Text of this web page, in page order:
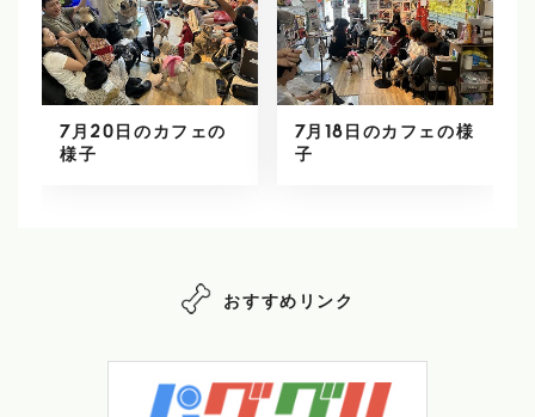
7月20日のカフェの
様子
7月18日のカフェの様
子
おすすめリンク